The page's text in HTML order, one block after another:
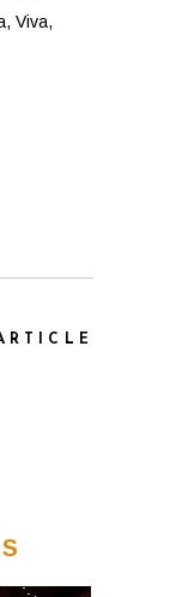
Viva,